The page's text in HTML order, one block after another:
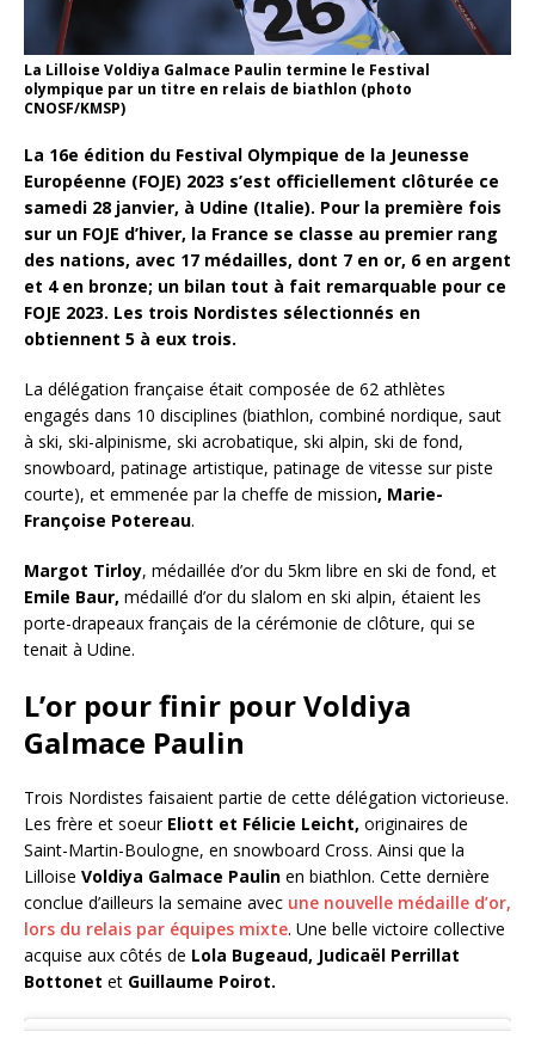
La Lilloise Voldiya Galmace Paulin termine le Festival
olympique par un titre en relais de biathlon (photo
CNOSF/KMSP)
La 16e édition du Festival Olympique de la Jeunesse
Européenne (FOJE) 2023 s’est officiellement clôturée ce
samedi 28 janvier, à Udine (Italie). Pour la première fois
sur un FOJE d’hiver, la France se classe au premier rang
des nations, avec 17 médailles, dont 7 en or, 6 en argent
et 4 en bronze; un bilan tout à fait remarquable pour ce
FOJE 2023. Les trois Nordistes sélectionnés en
obtiennent 5 à eux trois.
La délégation française était composée de 62 athlètes
engagés dans 10 disciplines (biathlon, combiné nordique, saut
à ski, ski-alpinisme, ski acrobatique, ski alpin, ski de fond,
snowboard, patinage artistique, patinage de vitesse sur piste
courte), et emmenée par la cheffe de mission, Marie-
Françoise Potereau.
Margot Tirloy, médaillée d’or du 5km libre en ski de fond, et
Emile Baur, médaillé d’or du slalom en ski alpin, étaient les
porte-drapeaux français de la cérémonie de clôture, qui se
tenait à Udine.
L’or pour finir pour Voldiya
Galmace Paulin
Trois Nordistes faisaient partie de cette délégation victorieuse.
Les frère et soeurEliott et Félicie Leicht, originaires de
Saint-Martin-Boulogne, en snowboard Cross. Ainsi que la
Lilloise Voldiya Galmace Paulin en biathlon. Cette dernière
conclue d’ailleurs la semaine avec une nouvelle médaille d’or,
lors du relais par équipes mixte. Une belle victoire collective
acquise aux côtés de Lola Bugeaud, Judicaël Perrillat
Bottonet et Guillaume Poirot.